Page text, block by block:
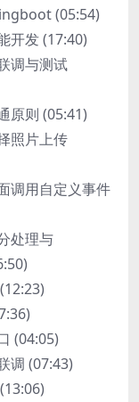
(05:54)
开发 (17:40)
调与测试
原则 (05:41)
照片上传
调用自定义事件
处理与
(04:05)
调 (07:43)